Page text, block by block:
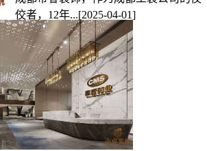
佼者，12年...[2025-04-01]